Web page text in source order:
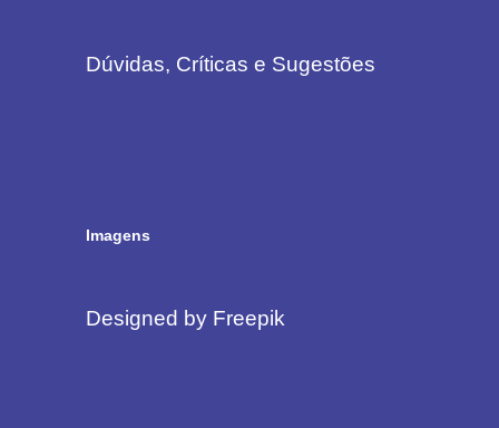
Dúvidas, Críticas e Sugestões
Imagens
Designed by Freepik